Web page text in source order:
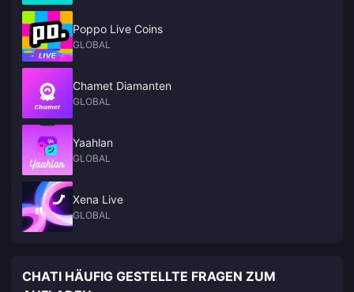
Poppo Live Coins
GLOBAL
Chamet Diamanten
GLOBAL
Yaahlan
GLOBAL
Xena Live
GLOBAL
CHATI HÄUFIG GESTELLTE FRAGEN ZUM